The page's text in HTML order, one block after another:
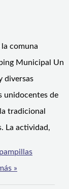
comuna
Municipal Un
diversas
unidocentes de
tradicional
La actividad,
»